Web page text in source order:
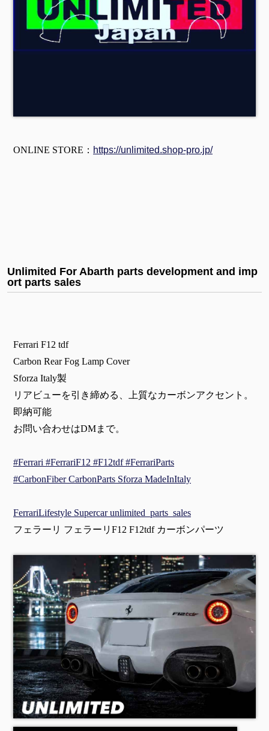
ONLINE STORE： https://unlimited.shop-pro.jp/
Unlimited For Abarth parts development and imp
ort parts sales
Ferrari F12 tdf
Carbon Rear Fog Lamp Cover
Sforza Italy製
リアビューを引き締める、上質なカーボンアクセント。
即納可能
お問い合わせはDMまで。
#Ferrari #FerrariF12 #F12tdf #FerrariParts
#CarbonFiber CarbonParts Sforza MadeInItaly
FerrariLifestyle Supercar unlimited_parts_sales
フェラーリ フェラーリF12 F12tdf カーボンパーツ